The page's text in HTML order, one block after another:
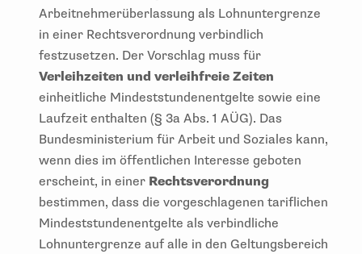
Arbeitnehmerüberlassung als Lohnuntergrenze
in einer Rechtsverordnung verbindlich
festzusetzen. Der Vorschlag muss für
Verleihzeiten und verleihfreie Zeiten
einheitliche Mindeststundenentgelte sowie eine
Laufzeit enthalten (§ 3a Abs. 1 AÜG). Das
Bundesministerium für Arbeit und Soziales kann,
wenn dies im öffentlichen Interesse geboten
erscheint, in einer Rechtsverordnung
bestimmen, dass die vorgeschlagenen tariflichen
Mindeststundenentgelte als verbindliche
Lohnuntergrenze auf alle in den Geltungsbereich